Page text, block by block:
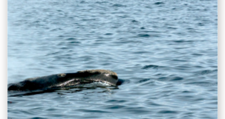
Zoeken naar
